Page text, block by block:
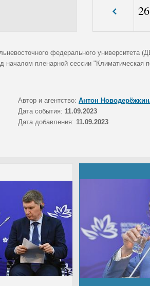
26
федерального университета
началом пленарной сессии "Климатическая
Автор и агентство: Антон
Дата события: 11.09.2023
Дата добавления: 11.09.2023